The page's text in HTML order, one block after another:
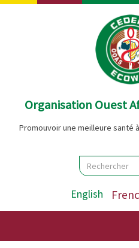
Aller
Organisation Ouest
Promouvoir une meilleure santé
Search
Rechercher
English